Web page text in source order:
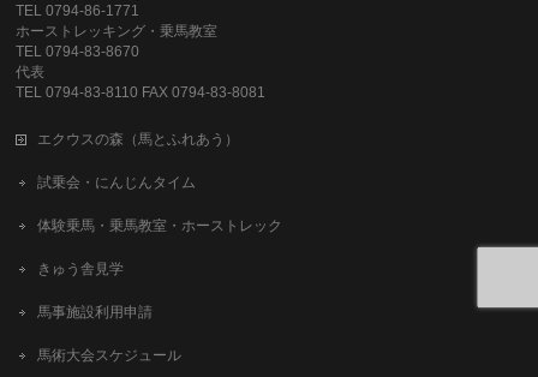
TEL 0794-86-1771
ホーストレッキング・乗馬教室
TEL 0794-83-8670
代表
TEL 0794-83-8110 FAX 0794-83-8081
エクウスの森（馬とふれあう）
試乗会・にんじんタイム
体験乗馬・乗馬教室・ホーストレック
きゅう舎見学
馬事施設利用申請
馬術大会スケジュール